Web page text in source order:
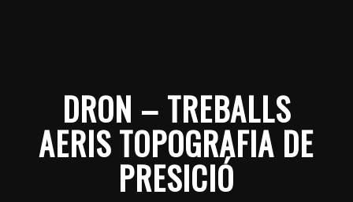
DRON – TREBALLS
AERIS TOPOGRAFIA DE
PRESICIÓ